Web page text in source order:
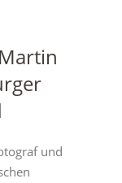
und